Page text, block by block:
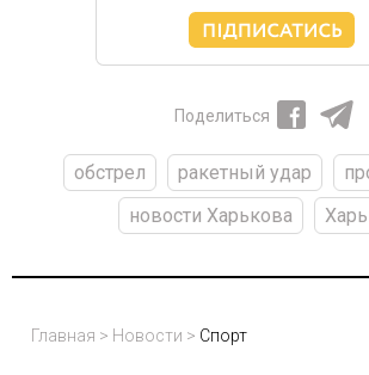
Поделиться
обстрел ракетный удар
новости Харькова
Главная > Новости > Спорт